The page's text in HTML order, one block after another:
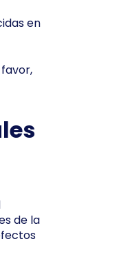
en
de la